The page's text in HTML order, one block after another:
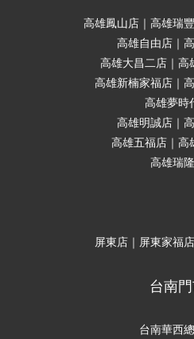
高雄鳳山店｜高雄瑞
高雄自由店｜
高雄大昌二店｜高
高雄新楠家福店｜
高雄夢時
高雄明誠店｜
高雄五福店｜高
高雄瑞
屏東店｜屏東家福
台南
台南華西